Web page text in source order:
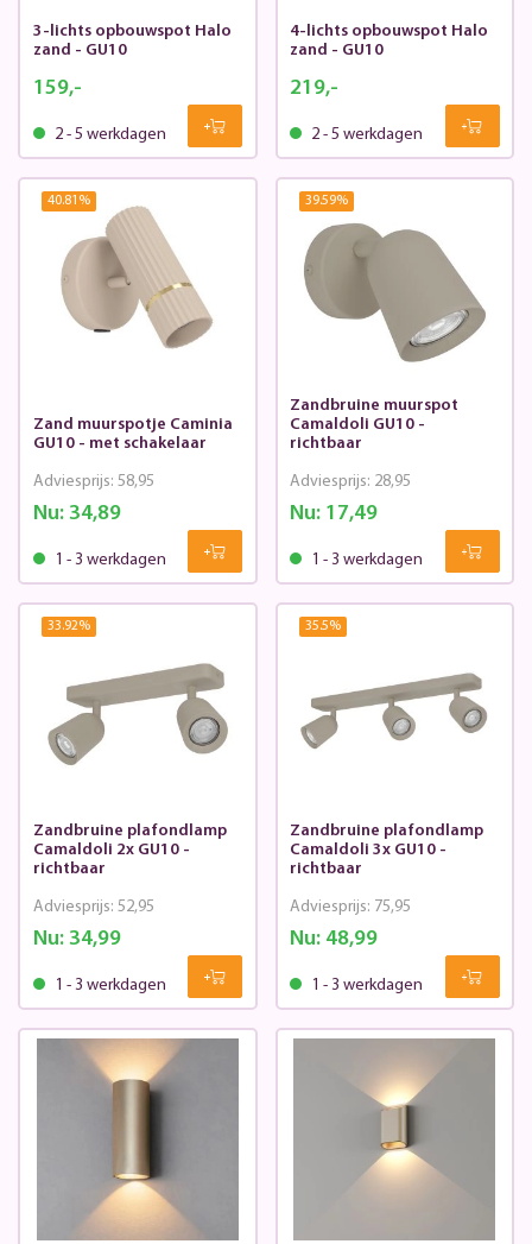
3-lichts opbouwspot Halo
zand - GU10
159,-
2 - 5 werkdagen
4-lichts opbouwspot Halo
zand - GU10
219,-
2 - 5 werkdagen
40.81 %
Zand muurspotje Caminia
GU10 - met schakelaar
Nu:34,89
Adviesprijs: 58,95
1 - 3 werkdagen
39.59%
Zandbruine muurspot
Camaldoli GU10 -
richtbaar
Nu: 17,49
Adviesprijs: 28,95
1 - 3 werkdagen
33.92%
Zandbruine plafondlamp
Camaldoli 2x GU10 -
richtbaar
Nu:34,99
Adviesprijs: 52,95
1 - 3 werkdagen
35.5%
Zandbruine plafondlamp
Camaldoli 3x GU10 -
richtbaar
Nu: 48,99
Adviesprijs: 75,95
1 - 3 werkdagen